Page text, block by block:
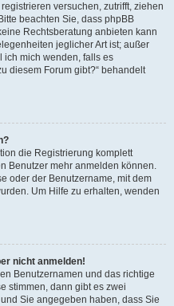
versuchen, zutrifft, ziehen
beachten Sie, dass phpBB
Rechtsberatung anbieten kann
jeglicher Art ist; außer
ich mich wenden, falls es
diesem Forum gibt?“ behandelt
die Registrierung komplett
Benutzer mehr anmelden können.
oder der Benutzername, mit dem
Um Hilfe zu erhalten, wenden
nicht anmelden!
Benutzernamen und das richtige
stimmen, dann gibt es zwei
Sie angegeben haben, dass Sie